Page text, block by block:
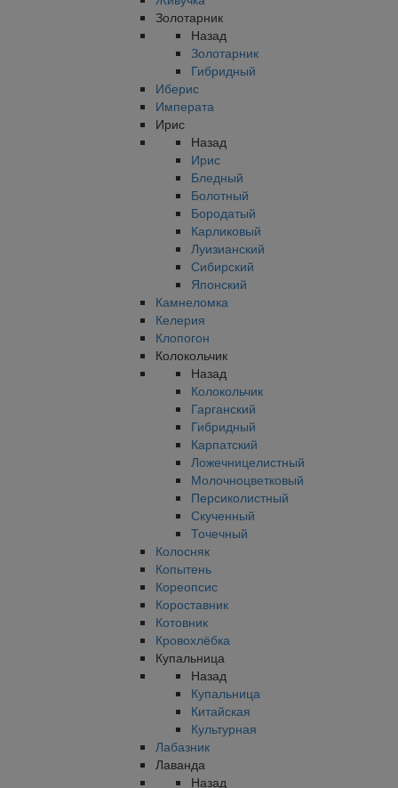
Золотарник
Назад
Золотарник
Гибридный
Иберис
Императа
Ирис
Назад
Ирис
Бледный
Болотный
Бородатый
Карликовый
Луизианский
Сибирский
Японский
Камнеломка
Келерия
Клопогон
Колокольчик
Назад
Колокольчик
Гарганский
Гибридный
Карпатский
Ложечницелистный
Молочноцветковый
Персиколистный
Скученный
Точечный
Колосняк
Копытень
Кореопсис
Короставник
Котовник
Кровохлёбка
Купальница
Назад
Купальница
Китайская
Культурная
Лабазник
Лаванда
Назад